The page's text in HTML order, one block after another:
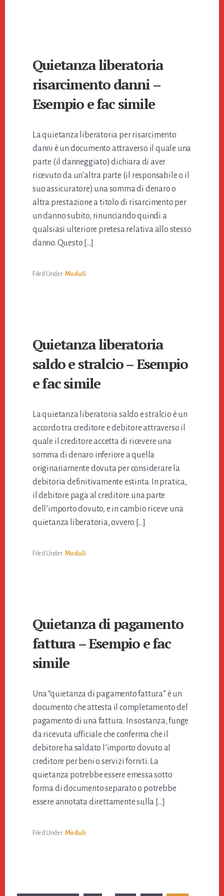
Quietanza liberatoria
risarcimento danni –
Esempio e fac simile
La quietanza liberatoria per risarcimento
danni è un documento attraverso il quale una
parte (il danneggiato) dichiara di aver
ricevuto da un’altra parte (il responsabile o il
suo assicuratore) una somma di denaro o
altra prestazione a titolo di risarcimento per
un danno subito, rinunciando quindi a
qualsiasi ulteriore pretesa relativa allo stesso
danno. Questo […]
Filed Under: Moduli
Quietanza liberatoria
saldo e stralcio – Esempio
e fac simile
La quietanza liberatoria saldo e stralcio è un
accordo tra creditore e debitore attraverso il
quale il creditore accetta di ricevere una
somma di denaro inferiore a quella
originariamente dovuta per considerare la
debitoria definitivamente estinta. In pratica,
il debitore paga al creditore una parte
dell’importo dovuto, e in cambio riceve una
quietanza liberatoria, ovvero […]
Filed Under: Moduli
Quietanza di pagamento
fattura – Esempio e fac
simile
Una “quietanza di pagamento fattura” è un
documento che attesta il completamento del
pagamento di una fattura. In sostanza, funge
da ricevuta ufficiale che conferma che il
debitore ha saldato l’importo dovuto al
creditore per beni o servizi forniti. La
quietanza potrebbe essere emessa sotto
forma di documento separato o potrebbe
essere annotata direttamente sulla […]
Filed Under: Moduli